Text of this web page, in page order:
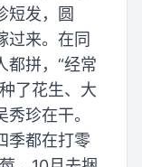
短发，圆
过来。在同
都拼，“经常
了花生、大
珍在干。
季都在打零